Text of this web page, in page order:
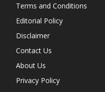
Terms and Conditions
Editorial Policy
Disclaimer
Contact Us
About Us
Privacy Policy